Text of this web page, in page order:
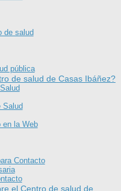
de salud
pública
de salud de Casas Ibáñez?
Salud
en la Web
Contacto
el Centro de salud de